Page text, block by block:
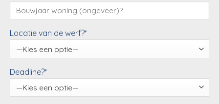
Locatie van de werf?*
Deadline?*